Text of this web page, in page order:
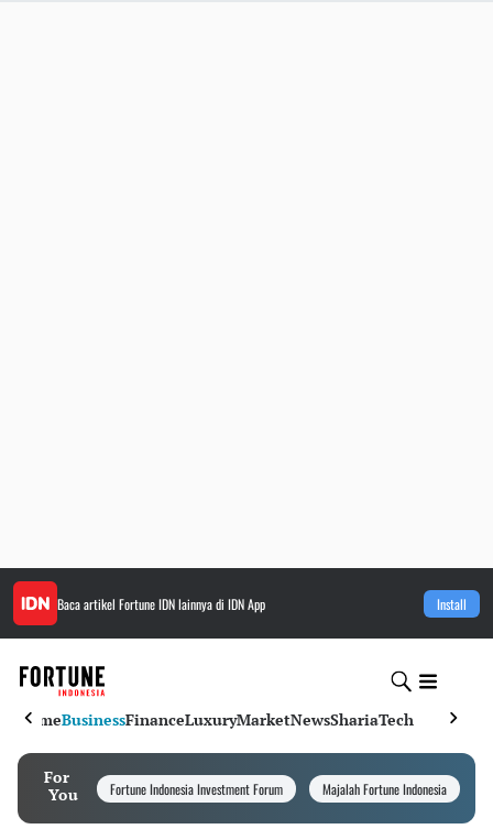
Baca artikel Fortune IDNlainnya di IDN App Install
HomeBusinessFinanceLuxuryMarketNewsShariaTech
For
You
Fortune Indonesia Investment Forum Majalah Fortune Indonesia